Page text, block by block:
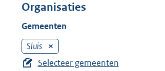
Organisaties
Gemeenten
Sluis
e
Selecteer gemeenten